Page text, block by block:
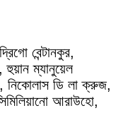
বেন্টানকুর,
হুয়ান ম্যানুয়েল
নিকোলাস ডি লা ক্রুজ,
আরাউহো,